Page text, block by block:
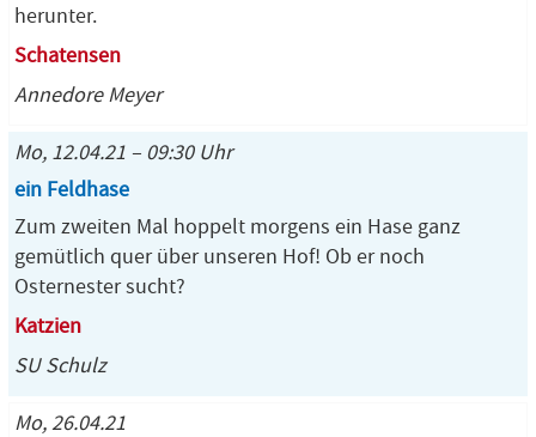
herunter.
Schatensen
Annedore Meyer
Mo, 12.04.21 – 09:30 Uhr
ein Feldhase
Zum zweiten Mal hoppelt morgens ein Hase ganz
gemütlich quer über unseren Hof! Ob er noch
Osternester sucht?
Katzien
SU Schulz
Mo, 26.04.21